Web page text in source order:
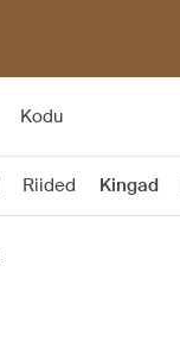
Kodu
Riided Kingad